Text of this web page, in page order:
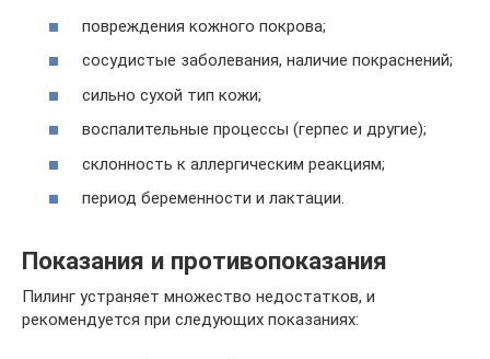
повреждения кожного покрова;
сосудистые заболевания, наличие покраснений;
сильно сухой тип кожи;
воспалительные процессы (герпес и другие);
склонность к аллергическим реакциям;
период беременности и лактации.
Показания и противопоказания
Пилинг устраняет множество недостатков, и
рекомендуется при следующих показаниях: